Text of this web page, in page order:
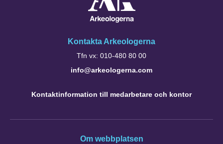
Kontakta Arkeologerna
Tfn vx: 010-480 80 00
info@arkeologerna.com
Kontaktinformation till medarbetare och kontor
Om webbplatsen